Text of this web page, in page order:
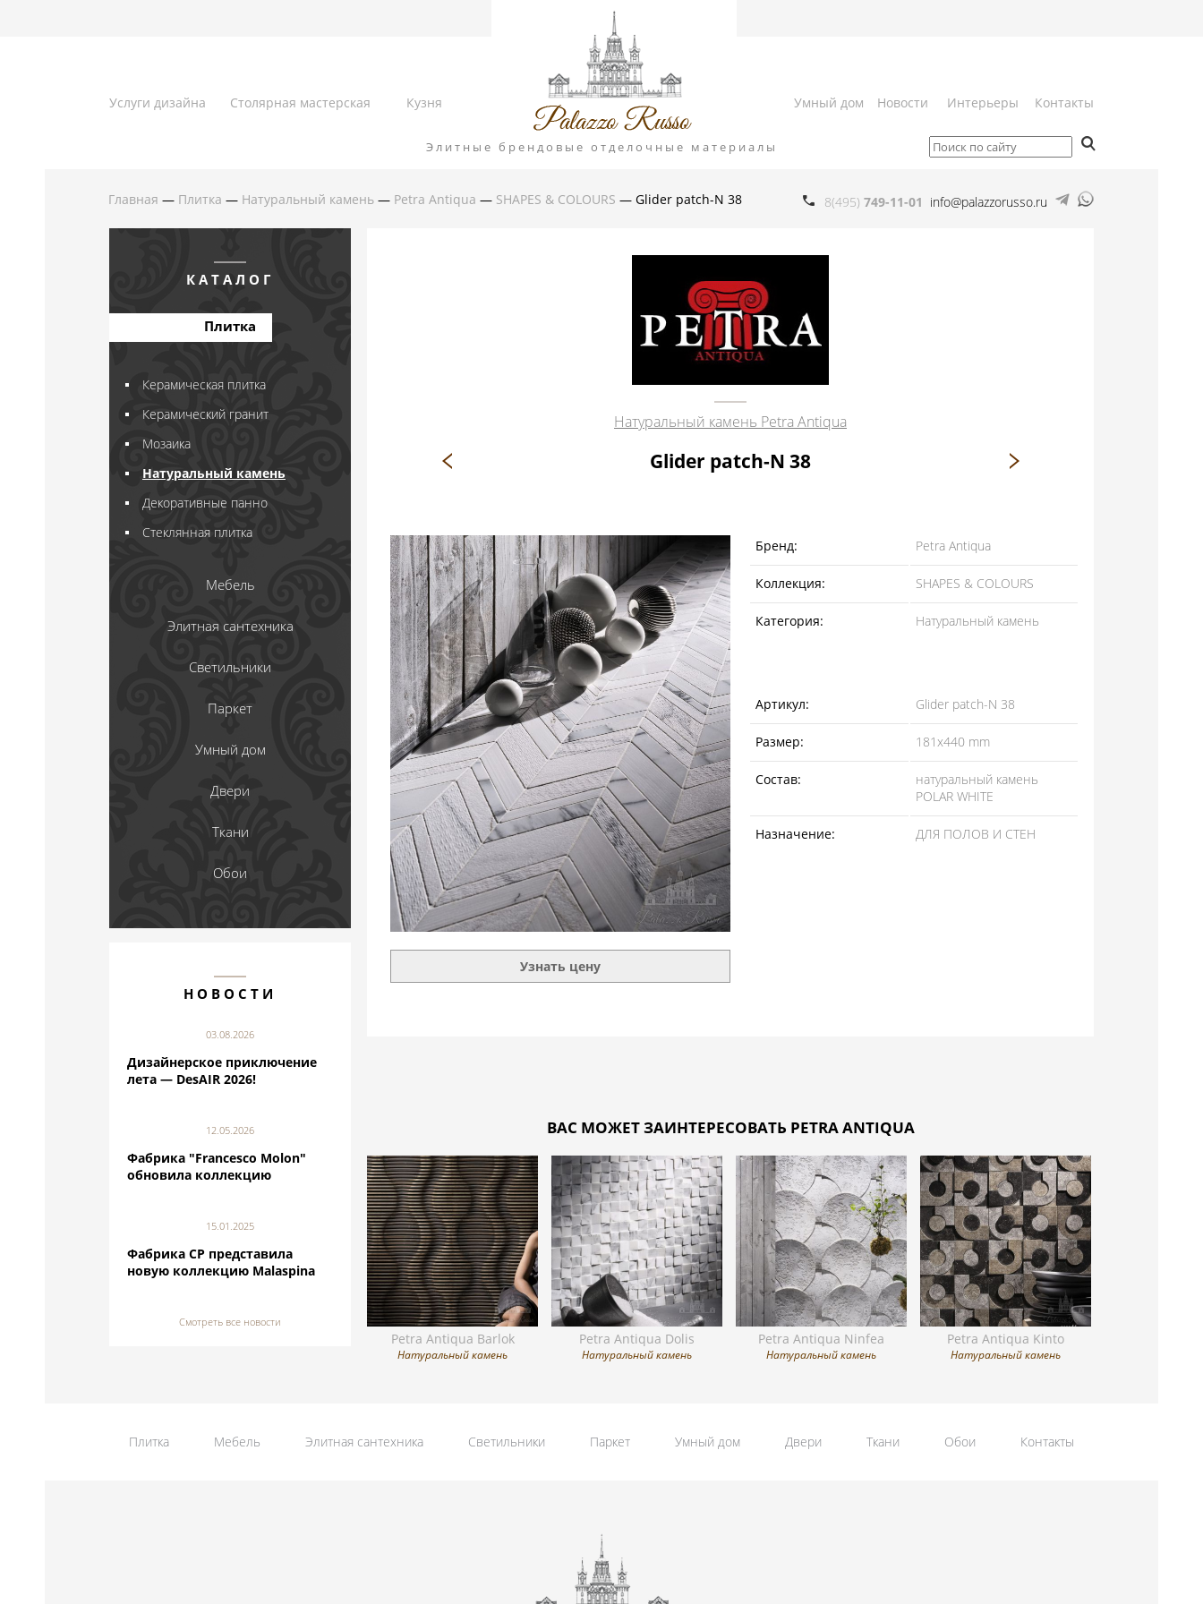
Услуги дизайна Столярная мастерская Кузня Умный дом Новости Интерьеры Контакты
Элитные брендовые отделочные материалы
8(495) 749-11-01 info@palazzorusso.ru
Главная — Плитка — Натуральный камень — Petra Antiqua — SHAPES & COLOURS — Glider patch-N 38
Натуральный камень Petra Antiqua
Glider patch-N 38
Узнать цену
Бренд: Petra Antiqua
Коллекция: SHAPES & COLOURS
Категория: Натуральный камень
Артикул: Glider patch-N 38
Размер: 181x440 mm
Состав:
натуральный камень
POLAR WHITE
Назначение: ДЛЯ ПОЛОВ И СТЕН
ВАС МОЖЕТ ЗАИНТЕРЕСОВАТЬ PETRA ANTIQUA
Petra Antiqua Barlok
Натуральный камень
Petra Antiqua Dolis
Натуральный камень
Petra Antiqua Ninfea
Натуральный камень
Petra Antiqua Kinto
Натуральный камень
КАТАЛОГ
Плитка
Керамическая плитка
Керамический гранит
Мозаика
Натуральный камень
Декоративные панно
Стеклянная плитка
Мебель
Элитная сантехника
Светильники
Паркет
Умный дом
Двери
Ткани
Обои
НОВОСТИ
03.08.2026
Дизайнерское приключение
лета — DesAIR 2026!
12.05.2026
Фабрика "Francesco Molon"
обновила коллекцию
15.01.2025
Фабрика CP представила
новую коллекцию Malaspina
Смотреть все новости
Плитка Мебель Элитная сантехника Светильники Паркет Умный дом Двери Ткани Обои Контакты